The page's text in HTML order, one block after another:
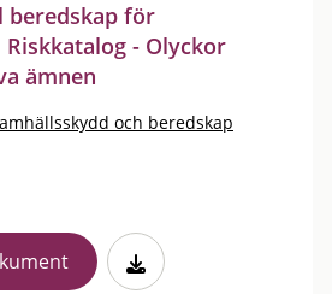
beredskap för
- Olyckor
ämnen
och beredskap